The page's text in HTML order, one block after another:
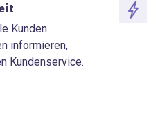
Kunden
informieren,
Kundenservice.